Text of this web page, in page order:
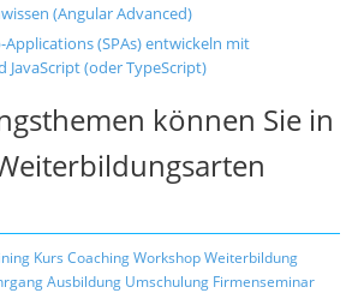
(Angular Advanced)
Applications (SPAs) entwickeln mit
JavaScript (oder TypeScript)
können Sie in
Kurs CoachingWorkshopWeiterbildung
Ausbildung Umschulung Firmenseminar